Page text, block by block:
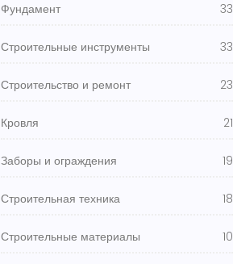
Фундамент 33
Строительные инструменты 33
Строительство и ремонт 23
Кровля 21
Заборы и ограждения 19
Строительная техника 18
Строительные материалы 10